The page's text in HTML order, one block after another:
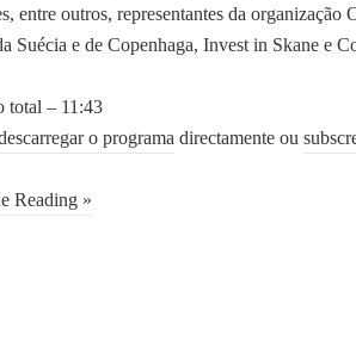
entre outros, representantes da
Suécia e de Copenhaga, Invest in Skane e
total – 11:43
o programa directamente ou
Reading »